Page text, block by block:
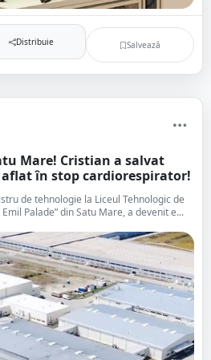
Distribuie Salvează
Mare! Cristian a salvat
în stop cardiorespirator!
de tehnologie la Liceul Tehnologic de
Palade” din Satu Mare, a devenit e...